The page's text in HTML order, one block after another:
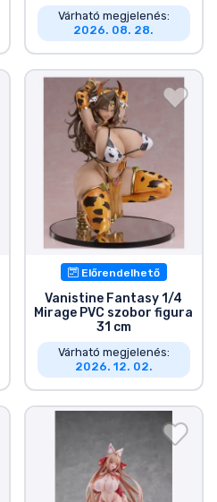
Várható megjelenés:
2026. 08. 28.
Előrendelhető
Vanistine Fantasy 1/4
Mirage PVC szobor figura
31 cm
Várható megjelenés:
2026. 12. 02.